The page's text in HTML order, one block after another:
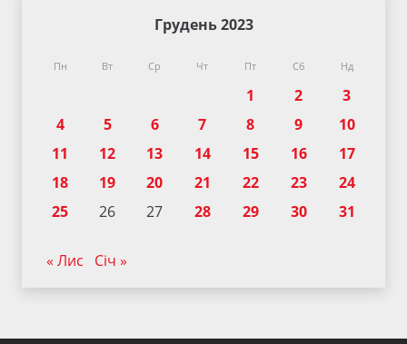
Грудень 2023
Пн Вт Ср Чт Пт Сб Нд
1 2
3
4
5 6 7 8 9
10
11
12 13 14 15 16
17
18
19 20 21 22 23
24
25
26 27 28 29 30 31
« Лис Січ »